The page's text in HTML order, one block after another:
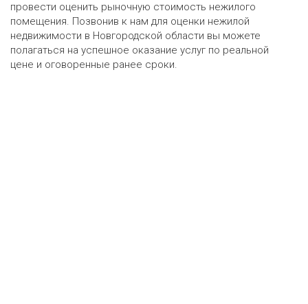
провести оценить рыночную стоимость нежилого
помещения. Позвонив к нам для оценки нежилой
недвижимости в Новгородской области вы можете
полагаться на успешное оказание услуг по реальной
цене и оговоренные ранее сроки.